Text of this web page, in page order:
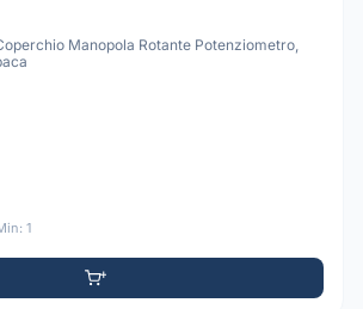
Manopola Rotante Potenziometro,
1